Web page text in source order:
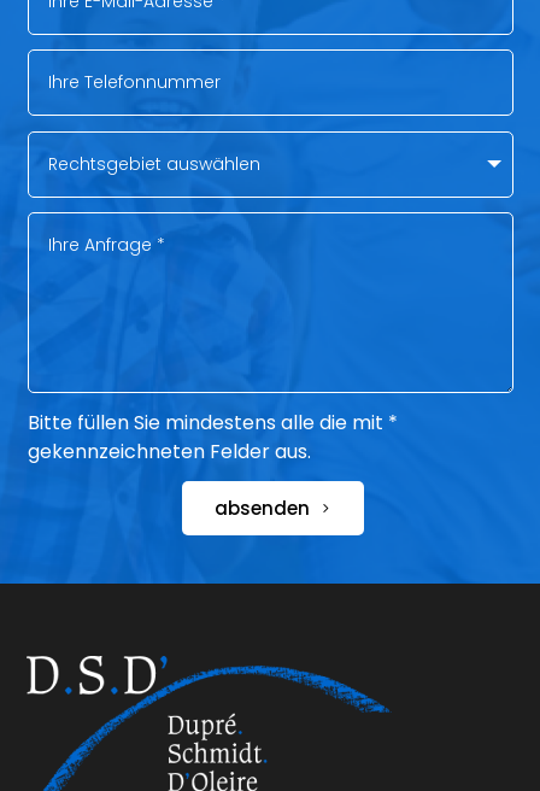
Bitte füllen Sie mindestens alle die mit *
gekennzeichneten Felder aus.
absenden